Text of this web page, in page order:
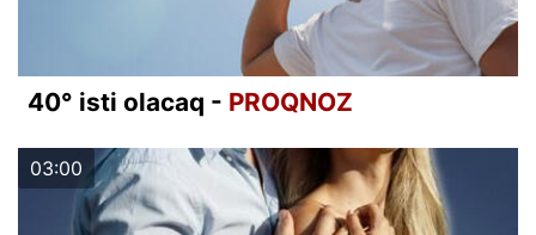
40° isti olacaq - PROQNOZ
03:00